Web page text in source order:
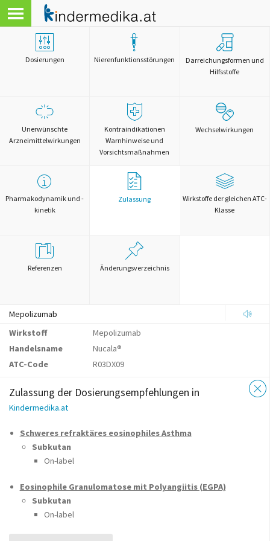
Dosierungen Nierenfunktionsstörungen
Darreichungsformen und
Hilfsstoffe
Unerwünschte
Arzneimittelwirkungen
Kontraindikationen
Warnhinweise und
Vorsichtsmaßnahmen
Wechselwirkungen
Pharmakodynamik und -
kinetik
Zulassung
Wirkstoffe der gleichen ATC-
Klasse
Referenzen Änderungsverzeichnis
Mepolizumab
Wirkstoff
Mepolizumab
Handelsname
Nucala®
ATC-Code
R03DX09
Zulassung der Dosierungsempfehlungen in
Kindermedika.at
Schweres refraktäres eosinophiles Asthma
Subkutan
On-label
Eosinophile Granulomatose mit Polyangiitis (EGPA)
Subkutan
On-label